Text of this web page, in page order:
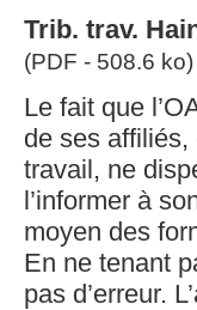
Trib. trav.
(PDF - 508.6 ko)
Le fait que
de ses affiliés,
travail, ne
l’informer à
moyen des
En ne tenant
pas d’erreur.